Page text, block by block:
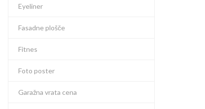
Eyeliner
Fasadne plošče
Fitnes
Foto poster
Garažna vrata cena